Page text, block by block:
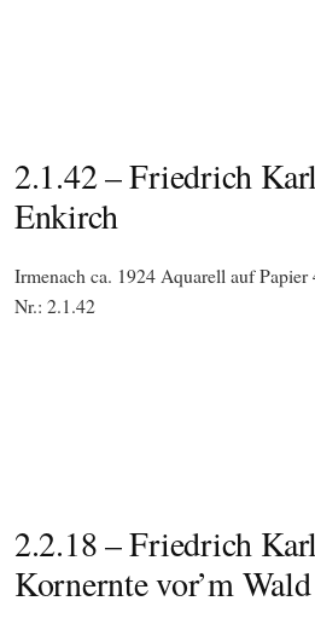
2.1.42 – Friedrich
Enkirch
Irmenach ca. 1924 Aquarell auf
Nr.: 2.1.42
2.2.18 – Friedrich
Kornernte vor’m Wald